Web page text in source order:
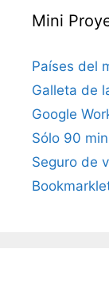
Mini
Países del
Galleta de
Google
Sólo 90
Seguro de